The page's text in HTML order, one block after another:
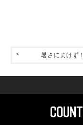
暑さにまけず！